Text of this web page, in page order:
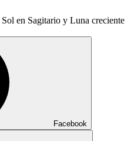
en Sagitario y Luna creciente
Facebook